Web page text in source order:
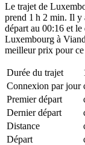
Le trajet de
prend 1 h 2 min. Il y
départ au 00:16 et
Luxembourg à
meilleur prix pour ce
Durée du trajet
Connexion par jour
Premier départ
Dernier départ
Distance
Départ